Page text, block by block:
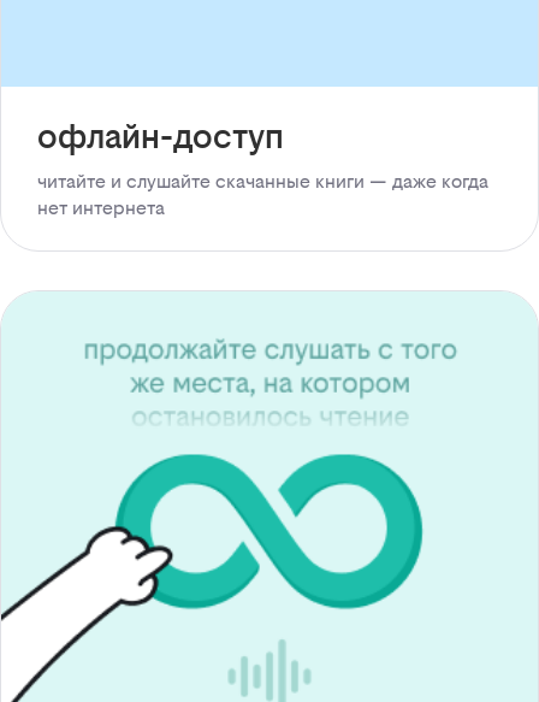
офлайн-доступ
читайте и слушайте скачанные книги — даже когда
нет интернета